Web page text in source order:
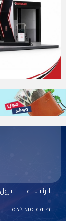
الرئيسية بترول
طاقة متجددة